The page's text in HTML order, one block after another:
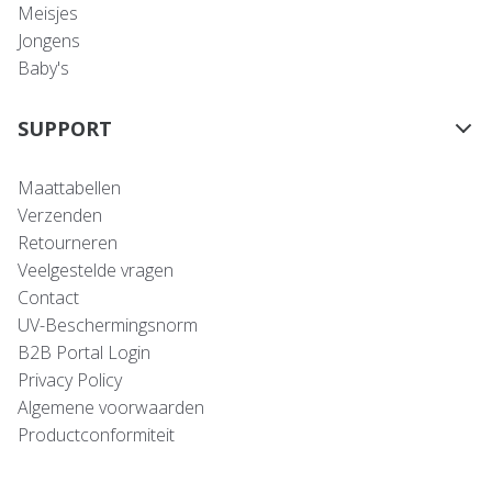
Meisjes
Jongens
Baby's
SUPPORT
Maattabellen
Verzenden
Retourneren
Veelgestelde vragen
Contact
UV-Beschermingsnorm
B2B Portal Login
Privacy Policy
Algemene voorwaarden
Productconformiteit